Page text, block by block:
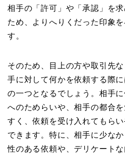
相手の「許可」や「承認」を
ため、よりへりくだった印象
す。
そのため、目上の方や取引先
手に対して何かを依頼する際
の一つとなるでしょう。相手
へのためらいや、相手の都合
すく、依頼を受け入れてもら
できます。特に、相手に少な
性のある依頼や、デリケート